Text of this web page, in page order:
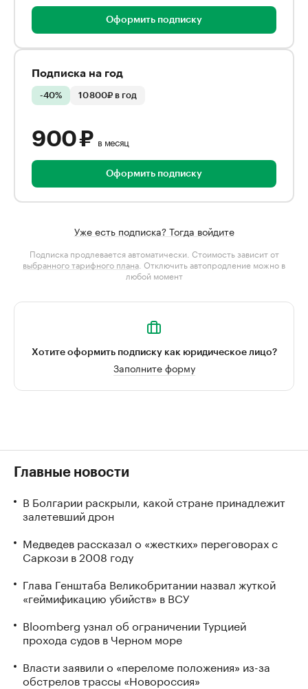
Оформить подписку
Подписка на год
-40% 10 800₽ в год
900 ₽ в месяц
Оформить подписку
Уже есть подписка? Тогда войдите
Подписка продлевается автоматически. Стоимость зависит от
выбранного тарифного плана . Отключить автопродление можно в
любой момент
Хотите оформить подписку как юридическое лицо?
Заполните форму
Главные новости
В Болгарии раскрыли, какой стране принадлежит
залетевший дрон
Медведев рассказал о «жестких» переговорах с
Саркози в 2008 году
Глава Генштаба Великобритании назвал жуткой
«геймификацию убийств» в ВСУ
Bloomberg узнал об ограничении Турцией
прохода судов в Черном море
Власти заявили о «переломе положения» из-за
обстрелов трассы «Новороссия»